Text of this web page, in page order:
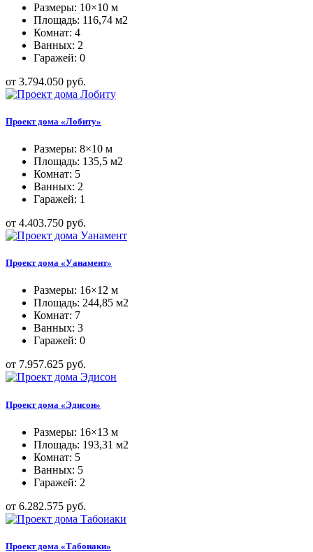
Размеры: 10×10 м
Площадь: 116,74 м2
Комнат: 4
Ванных: 2
Гаражей: 0
от 3.794.050 руб.
Проект дома «Лобиту»
Размеры: 8×10 м
Площадь: 135,5 м2
Комнат: 5
Ванных: 2
Гаражей: 1
от 4.403.750 руб.
Проект дома «Уанамент»
Размеры: 16×12 м
Площадь: 244,85 м2
Комнат: 7
Ванных: 3
Гаражей: 0
от 7.957.625 руб.
Проект дома «Эдисон»
Размеры: 16×13 м
Площадь: 193,31 м2
Комнат: 5
Ванных: 5
Гаражей: 2
от 6.282.575 руб.
Проект дома «Табоиаки»